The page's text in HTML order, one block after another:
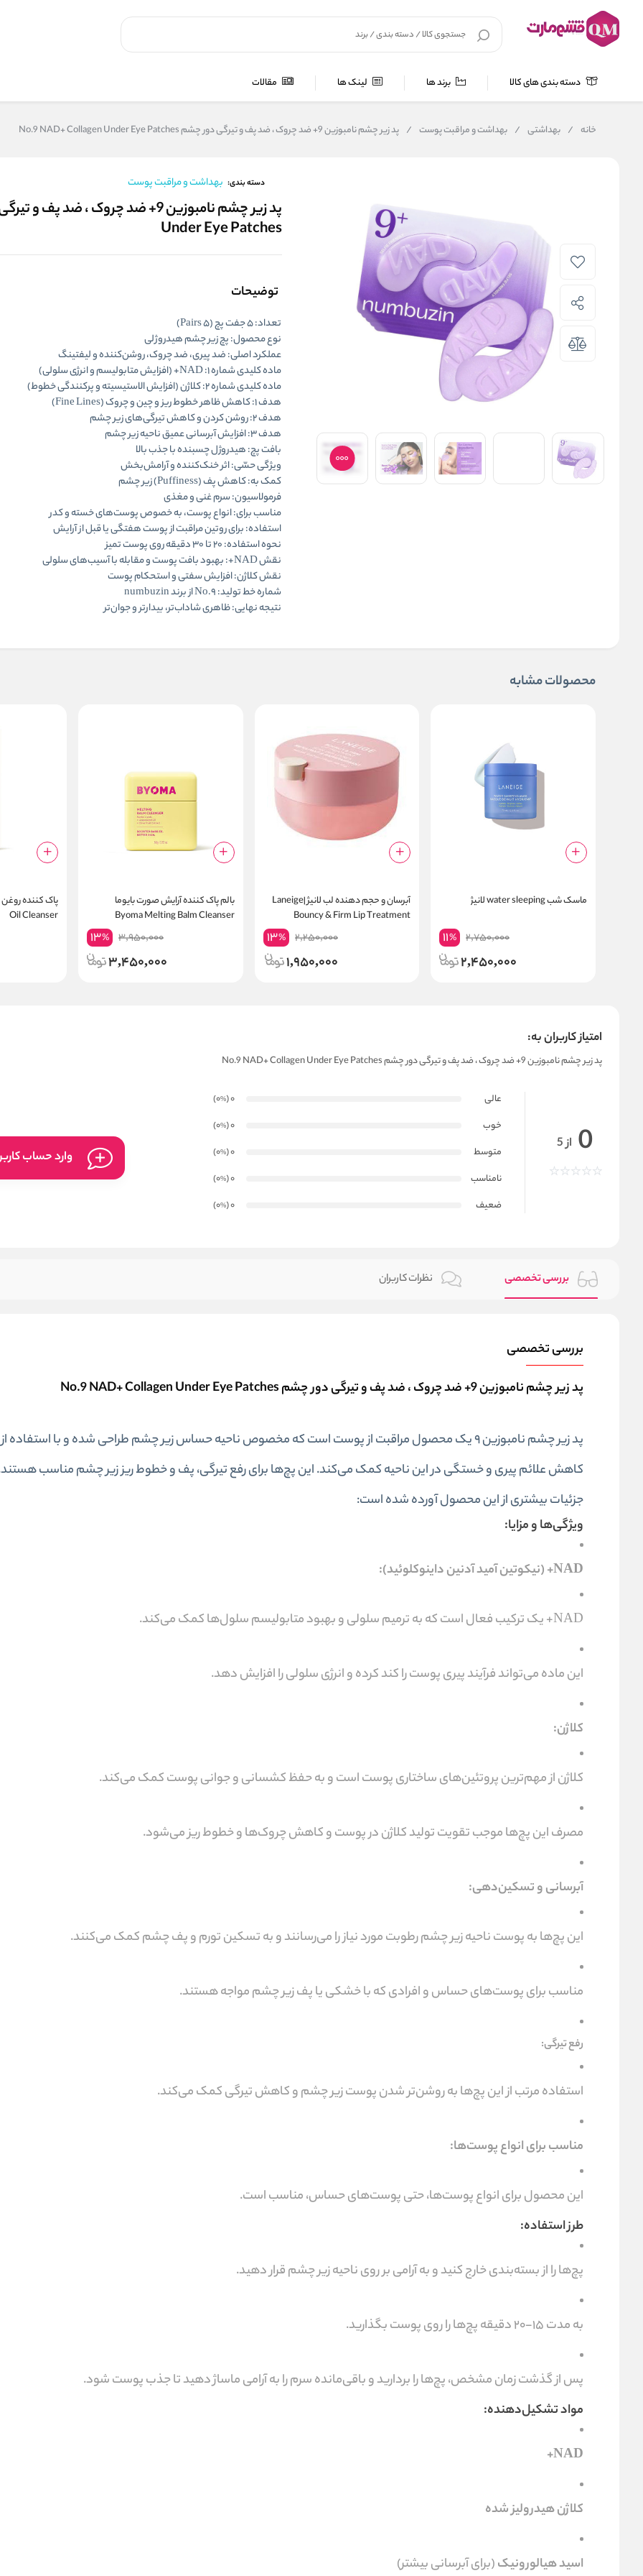
دسته بندی های کالا برند ها لینک ها مقالات
خانه / بهداشتی / بهداشت و مراقبت پوست / پد زیر چشم نامبوزین 9+ ضد چروک ، ضد پف و تیرگی دور چشم No.9 NAD+ Collagen Under Eye Patches
دسته بندی: بهداشت و مراقبت پوست
Under Eye Patches
توضیحات
تعداد: 5 جفت پچ (5 Pairs)
نوع محصول: پچ زیر چشم هیدروژلی
عملکرد اصلی: ضد پیری، ضد چروک، روشن‌کننده و لیفتینگ
ماده کلیدی شماره ۱: NAD+ (افزایش متابولیسم و انرژی سلولی)
ماده کلیدی شماره ۲: کلاژن (افزایش الاستیسیته و پرکنندگی خطوط)
هدف ۱: کاهش ظاهر خطوط ریز و چین و چروک (Fine Lines)
هدف ۲: روشن کردن و کاهش تیرگی‌های زیر چشم
هدف ۳: افزایش آبرسانی عمیق ناحیه زیر چشم
بافت پچ: هیدروژل چسبنده با جذب بالا
ویژگی حسّی: اثر خنک‌کننده و آرامش‌بخش
کمک به: کاهش پف (Puffiness) زیر چشم
فرمولاسیون: سرم غنی و مغذی
مناسب برای: انواع پوست، به خصوص پوست‌های خسته و کدر
استفاده: برای روتین مراقبت از پوست هفتگی یا قبل از آرایش
نحوه استفاده: 20 تا 30 دقیقه روی پوست تمیز
نقش NAD+: بهبود بافت پوست و مقابله با آسیب‌های سلولی
نقش کلاژن: افزایش سفتی و استحکام پوست
شماره خط تولید: No.9 از برند numbuzin
نتیجه نهایی: ظاهری شاداب‌تر، بیدارتر و جوان‌تر
محصولات مشابه
ماسک شب water sleeping لانیژ
2,750,000
11%
2,450,000
آبرسان و حجم دهنده لب لانیژ |Laneige
Bouncy & Firm Lip Treatment
2,250,000
13%
1,950,000
بالم پاک کننده آرایش صورت بایوما
Byoma Melting Balm Cleanser
3,950,000
13%
3,450,000
Oil Cleanser
امتیاز کاربران به:
پد زیر چشم نامبوزین 9+ ضد چروک ، ضد پف و تیرگی دور چشم No.9 NAD+ Collagen Under Eye Patches
0 از 5
عالی 0
(0
%
)
خوب
0
(0
%
)
متوسط
0
(0
%
)
نامناسب
0
(0
%
)
ضعیف
0
(0
%
)
وارد حساب
بررسی تخصصی نظرات کاربران
بررسی تخصصی
پد زیر چشم نامبوزین 9+ ضد چروک ، ضد پف و تیرگی دور چشم No.9 NAD+ Collagen Under Eye Patches
پد زیر چشم نامبوزین 9 یک محصول مراقبت از پوست است که مخصوص ناحیه حساس زیر چشم طراحی شده و با استفاده
کاهش علائم پیری و خستگی در این ناحیه کمک می‌کند. این پچ‌ها برای رفع تیرگی، پف و خطوط ریز زیر چشم مناسب هستند.
جزئیات بیشتری از این محصول آورده شده است:
ویژگی‌ها و مزایا:
NAD+ (نیکوتین آمید آدنین داینوکلوئید):
NAD+ یک ترکیب فعال است که به ترمیم سلولی و بهبود متابولیسم سلول‌ها کمک می‌کند.
این ماده می‌تواند فرآیند پیری پوست را کند کرده و انرژی سلولی را افزایش دهد.
کلاژن:
کلاژن از مهم‌ترین پروتئین‌های ساختاری پوست است و به حفظ کشسانی و جوانی پوست کمک می‌کند.
مصرف این پچ‌ها موجب تقویت تولید کلاژن در پوست و کاهش چروک‌ها و خطوط ریز می‌شود.
آبرسانی و تسکین‌دهی:
این پچ‌ها به پوست ناحیه زیر چشم رطوبت مورد نیاز را می‌رسانند و به تسکین تورم و پف چشم کمک می‌کنند.
مناسب برای پوست‌های حساس و افرادی که با خشکی یا پف زیر چشم مواجه هستند.
رفع تیرگی:
استفاده مرتب از این پچ‌ها به روشن‌تر شدن پوست زیر چشم و کاهش تیرگی کمک می‌کند.
مناسب برای انواع پوست‌ها:
این محصول برای انواع پوست‌ها، حتی پوست‌های حساس، مناسب است.
طرز استفاده:
پچ‌ها را از بسته‌بندی خارج کنید و به آرامی بر روی ناحیه زیر چشم قرار دهید.
به مدت 15-20 دقیقه پچ‌ها را روی پوست بگذارید.
پس از گذشت زمان مشخص، پچ‌ها را بردارید و باقی‌مانده سرم را به آرامی ماساژ دهید تا جذب پوست شود.
مواد تشکیل‌دهنده:
NAD+
کلاژن هیدرولیز شده
اسید هیالورونیک(برای آبرسانی بیشتر)